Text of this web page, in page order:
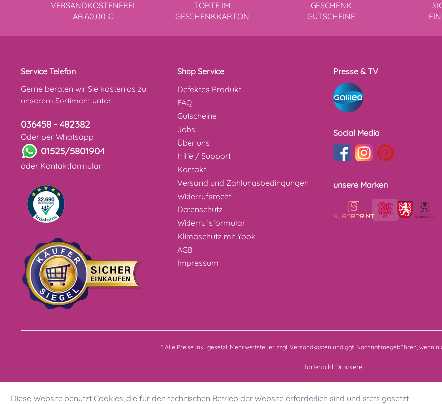
VERSANDKOSTENFREI
AB 60,00 €
TORTE IM
GESCHENKKARTON
GESCHENK
GUTSCHEINE
Service Telefon
Gerne beraten wir Sie kostenlos zu
unserem Sortiment unter:
036458 - 482382
Oder per Whatsapp
01525/5801904
oder Kontaktformular
Shop Service
Defektes Produkt
FAQ
Gutscheine
Jobs
Über uns
Hilfe / Support
Kontakt
Versand und Zahlungsbedingungen
Widerrufsrecht
Datenschutz
Widerrufsformular
Klimaschutz mit Yook
AGB
Impressum
Presse & TV
Social Media
unsere Marken
* Alle Preise inkl. gesetzl. Mehrwertsteuer zzgl. Versandkosten und ggf. Nachnahmegebühren, wenn
Tortenbild Druckerei
Diese Website benutzt Cookies, die für den technischen Betrieb der Website erforderlich sind und stets gesetzt